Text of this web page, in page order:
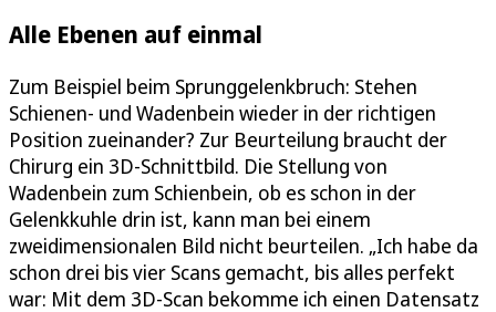
Alle Ebenen auf einmal
Zum Beispiel beim Sprunggelenkbruch: Stehen
Schienen- und Wadenbein wieder in der richtigen
Position zueinander? Zur Beurteilung braucht der
Chirurg ein 3D-Schnittbild. Die Stellung von
Wadenbein zum Schienbein, ob es schon in der
Gelenkkuhle drin ist, kann man bei einem
zweidimensionalen Bild nicht beurteilen. „Ich habe da
schon drei bis vier Scans gemacht, bis alles perfekt
war: Mit dem 3D-Scan bekomme ich einen Datensatz